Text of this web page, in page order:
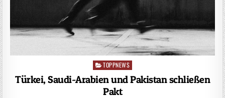
Posted
in
TOPPNEWS
Türkei, Saudi-Arabien und Pakistan schließen
Pakt